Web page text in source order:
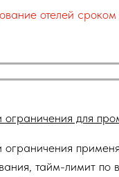
отелей
ограничения для
ограничения
тайм-лимит по